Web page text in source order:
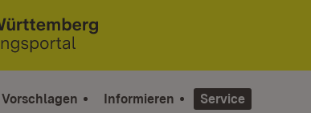
Vorschlagen Informieren Service